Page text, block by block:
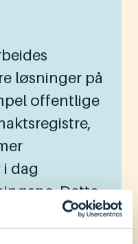
løsninger på
offentlige
i dag
Dette
Downs